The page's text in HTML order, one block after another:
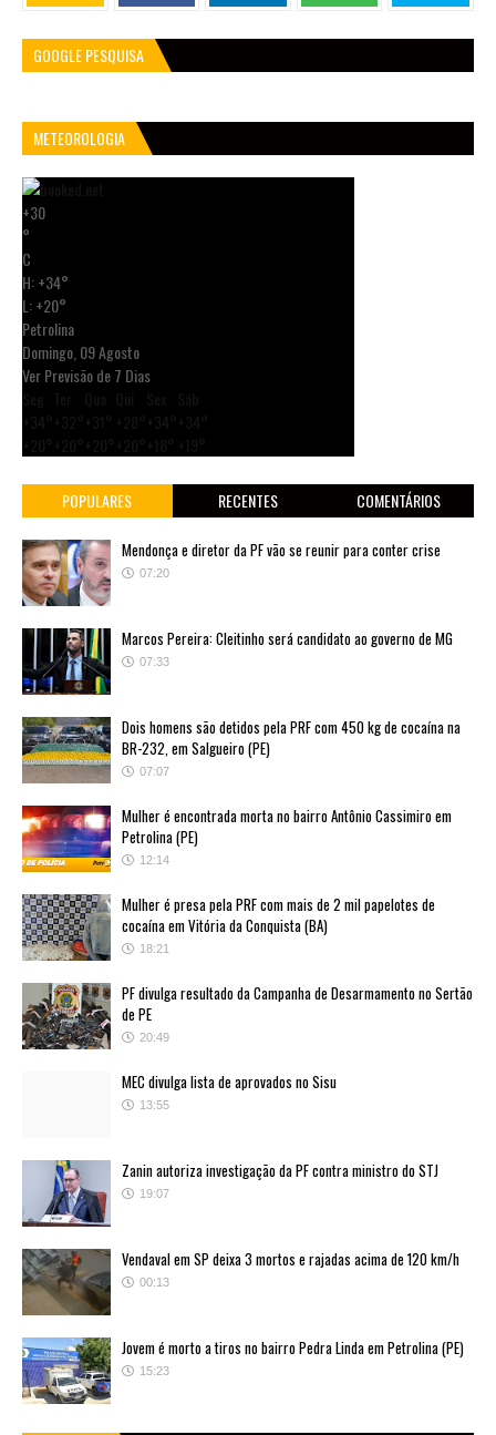
GOOGLE PESQUISA
METEOROLOGIA
+30
°
C
H:+34°
L:+20°
Petrolina
Domingo, 09 Agosto
Ver Previsão de 7 Dias
POPULARES RECENTES COMENTÁRIOS
Mendonça e diretor da PF vão se reunir para conter crise
07:20
Marcos Pereira: Cleitinho será candidato ao governo de MG
07:33
Dois homens são detidos pela PRF com 450 kg de cocaína na
BR-232, em Salgueiro (PE)
07:07
Mulher é encontrada morta no bairro Antônio Cassimiro em
Petrolina (PE)
12:14
Mulher é presa pela PRF com mais de 2 mil papelotes de
cocaína em Vitória da Conquista (BA)
18:21
PF divulga resultado da Campanha de Desarmamento no Sertão
de PE
20:49
MEC divulga lista de aprovados no Sisu
13:55
Zanin autoriza investigação da PF contra ministro do STJ
19:07
Vendaval em SP deixa 3 mortos e rajadas acima de 120 km/h
00:13
Jovem é morto a tiros no bairro Pedra Linda em Petrolina (PE)
15:23